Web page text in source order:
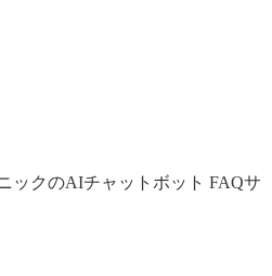
ックのAIチャットボット FAQサ